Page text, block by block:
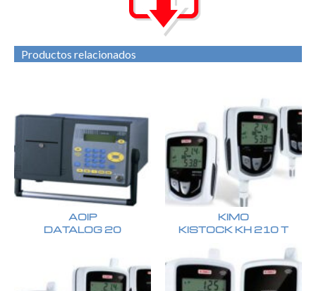
Productos relacionados
AOIP
DATALOG 20
KIMO
KISTOCK KH 210 T